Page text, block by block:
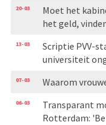
20-03
Moet het
het geld,
13-03
Scriptie PVV-
universiteit
07-03 Waarom
06-03
Transparant
Rotterdam: